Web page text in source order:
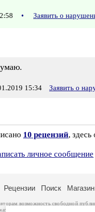
• Заявить о
15:34 Заявить о
10 рецензий,
личное сообщение
Рецензии Поиск Магазин
возможность свободной
авторам и охраняются
.